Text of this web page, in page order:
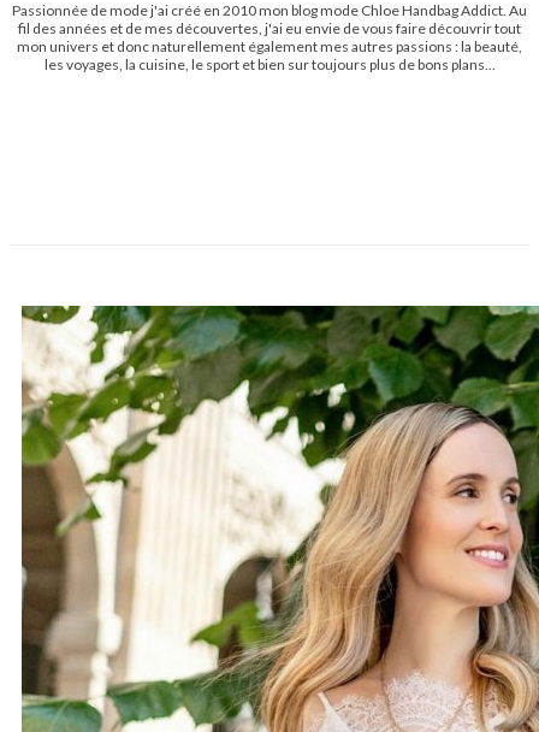
Passionnée de mode j'ai créé en 2010 mon blog mode Chloe Handbag Addict. Au
fil des années et de mes découvertes, j'ai eu envie de vous faire découvrir tout
mon univers et donc naturellement également mes autres passions : la beauté,
les voyages, la cuisine, le sport et bien sur toujours plus de bons plans...